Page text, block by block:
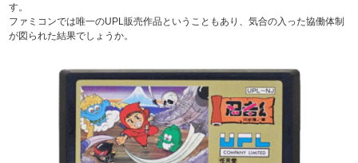
す。
ファミコンでは唯一のUPL販売作品ということもあり、気合の入った協働体制
が図られた結果でしょうか。